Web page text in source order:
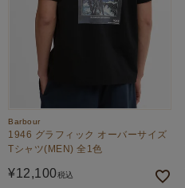
Barbour
1946 グラフィック オーバーサイズ
Tシャツ(MEN) 全1色
¥12,100税込